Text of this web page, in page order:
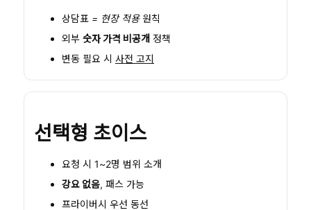
상담표 = 현장 적용원칙
외부 숫자 가격 비공개 정책
변동 필요 시 사전 고지
선택형 초이스
요청 시 1~2명 범위 소개
강요 없음, 패스 가능
프라이버시 우선 동선